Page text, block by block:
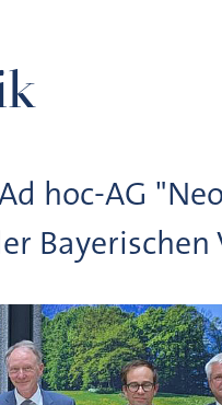
hoc-AG